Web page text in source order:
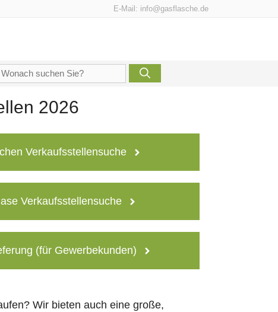
E-Mail: info@gasflasche.de
Suche
2026
Verkaufsstellensuche
Verkaufsstellensuche
(für Gewerbekunden)
Wir bieten auch eine große,